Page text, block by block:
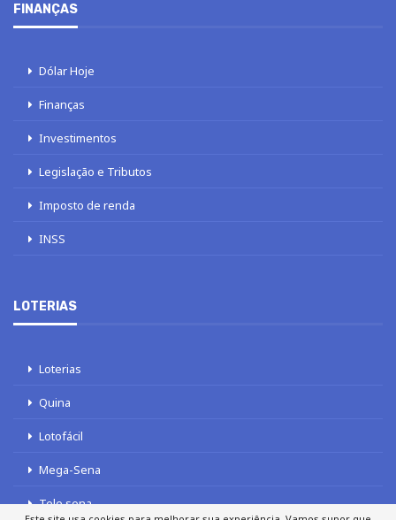
FINANÇAS
Dólar Hoje
Finanças
Investimentos
Legislação e Tributos
Imposto de renda
INSS
LOTERIAS
Loterias
Quina
Lotofácil
Mega-Sena
Tele sena